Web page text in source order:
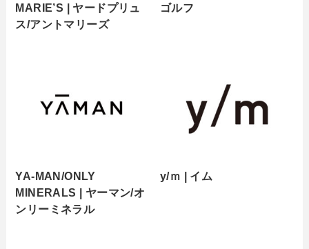
MARIE’S | ヤードプリュ
ス/アントマリーズ
ゴルフ
YA-MAN/ONLY
MINERALS | ヤーマン/オ
ンリーミネラル
y/ｍ | イム